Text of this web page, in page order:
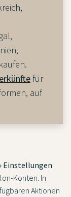
für
auf
Einstellungen
Konten. In
Aktionen